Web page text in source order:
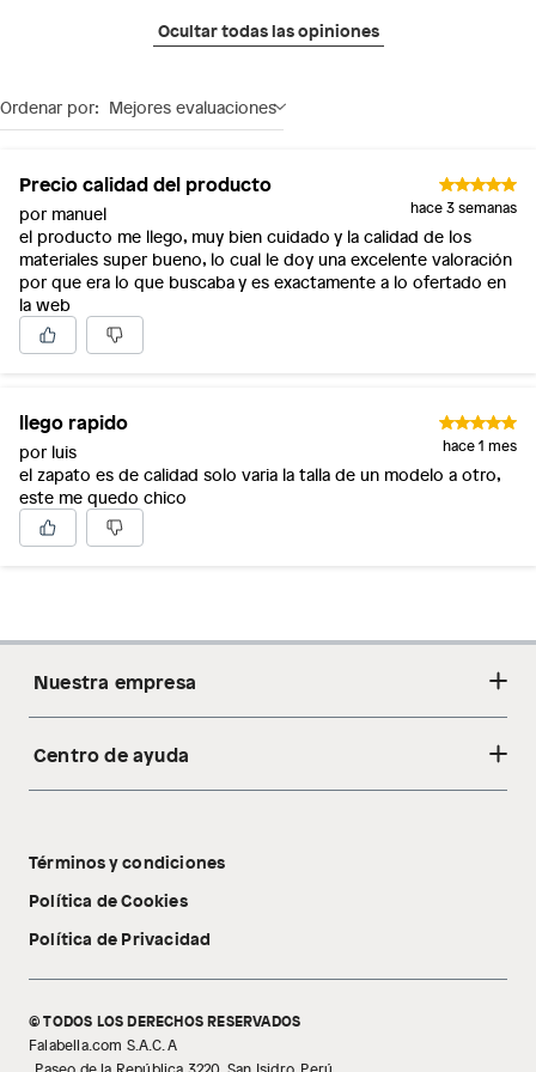
Ocultar todas las opiniones
Ordenar por: Mejores evaluaciones
Precio calidad del producto
por manuel hace 3 semanas
el producto me llego, muy bien cuidado y la calidad de los
materiales super bueno, lo cual le doy una excelente valoración
por que era lo que buscaba y es exactamente a lo ofertado en
la web
llego rapido
por luis hace 1 mes
el zapato es de calidad solo varia la talla de un modelo a otro,
este me quedo chico
Nuestra empresa
Acerca de nosotros
Tecnología Pillow Walk
Centro de ayuda
Libro de reclamaciones
Términos y condiciones
Política de Cookies
Política de Privacidad
© TODOS LOS DERECHOS RESERVADOS
Falabella.com S.A.C. A
. Paseo de la República 3220, San Isidro, Perú